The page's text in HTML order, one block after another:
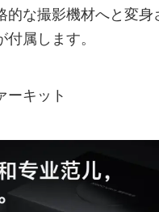
的な撮影機材へと変身
属します。
キット